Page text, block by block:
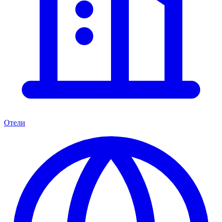
Отели